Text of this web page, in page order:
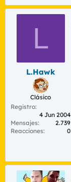
L
L.Hawk
Clásico
Registro
4 Jun 2004
Mensajes
2.739
Reacciones
0